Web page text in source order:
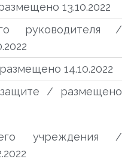
13.10.2022
руководителя /
14.10.2022
/ размещено
учреждения /